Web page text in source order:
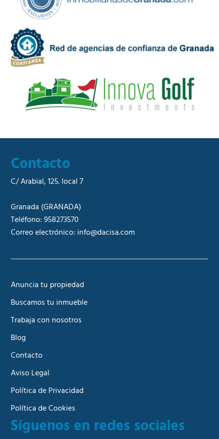
c
d
*
r
l
*
Contacto
C/ Arabial, 125. local 7
Granada (GRANADA)
Teléfono:958273570
Correo electrónico: info@dacisa.com
Anuncia tu propiedad
Buscamos tu inmueble
Trabaja con nosotros
Blog
Contacto
Aviso Legal
Política de Privacidad
Política de Cookies
Síguenos en redes sociales